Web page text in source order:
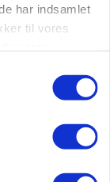
har indsamlet
til vores